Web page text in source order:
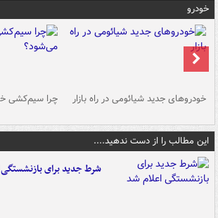
خودرو
خودروهای جدید شیائومی در راه بازار چرا سیم‌کشی
این مطالب را از دست ندهید....
شرط جدید برای